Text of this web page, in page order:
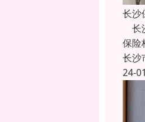
长沙
长
保险
长沙
24-